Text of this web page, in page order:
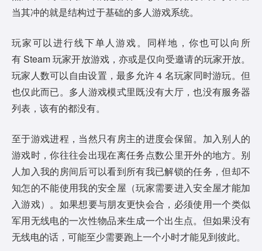
当其冲的就是结构过于基础的多人游戏系统。
玩家可以进行线下单人游戏。同样地，你也可以向所
有 Steam 玩家开放游戏，亦或是仅向受邀请的玩家开放。
玩家人数可以自由设置，最多允许 4 名玩家同时游玩。但
也仅此而已。多人游戏模式里既没有大厅，也没有服务器
列表，该有的都没有。
至于游戏进程，当然只有房主的进度会保留。加入别人的
游戏时，你往往会出现在离任务点数公里开外的地方。别
人加入我的房间后可以看到所有我已解锁的任务，但却不
知怎的不能使用我的安全屋（玩家需要进入安全屋才能加
入游戏）。如果想要与朋友更快会合，必须使用一个类似
军用无线电的一次性物品来生成一个出生点。但如果没有
无线电的话，可能至少需要跑上一个小时才能见到彼此。